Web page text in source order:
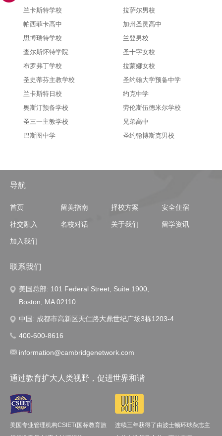
兰卡斯特学校
拉萨尔男校
帕西菲卡高中
加州圣灵高中
思博瑞特学校
兰登男校
查尔斯怀特学院
圣十字女校
布罗弗丁学校
拉蒙娜女校
圣史蒂芬主教学校
圣约翰大学预备中学
兰卡斯特日校
约克中学
奥斯汀预备学校
劳伦斯伍德米尔学校
圣三一主教学校
兄弟高中
巴斯图中学
圣约翰博斯克男校
导航
首页 留美指南 择校方案 安全住宿
社交融入 名校对话 关于我们 留学资讯
加入我们
联系我们
美国总部: 101 Federal Street, Suite 1900,
Boston, MA 02110
中国: 成都市高新区天仁路大鼎世纪广场3栋1203-4
400-600-8616
information@cambridgenetwork.com
通过教育扩大人类视野，促进世界和谐
美国专业管理机构CSIET(国标教育旅
连续三年获得了由波士顿环球杂志主